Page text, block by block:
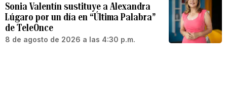
Sonia Valentín sustituye a Alexandra
Lúgaro por un día en “Última Palabra”
de TeleOnce
8 de agosto de 2026 a las 4:30 p.m.